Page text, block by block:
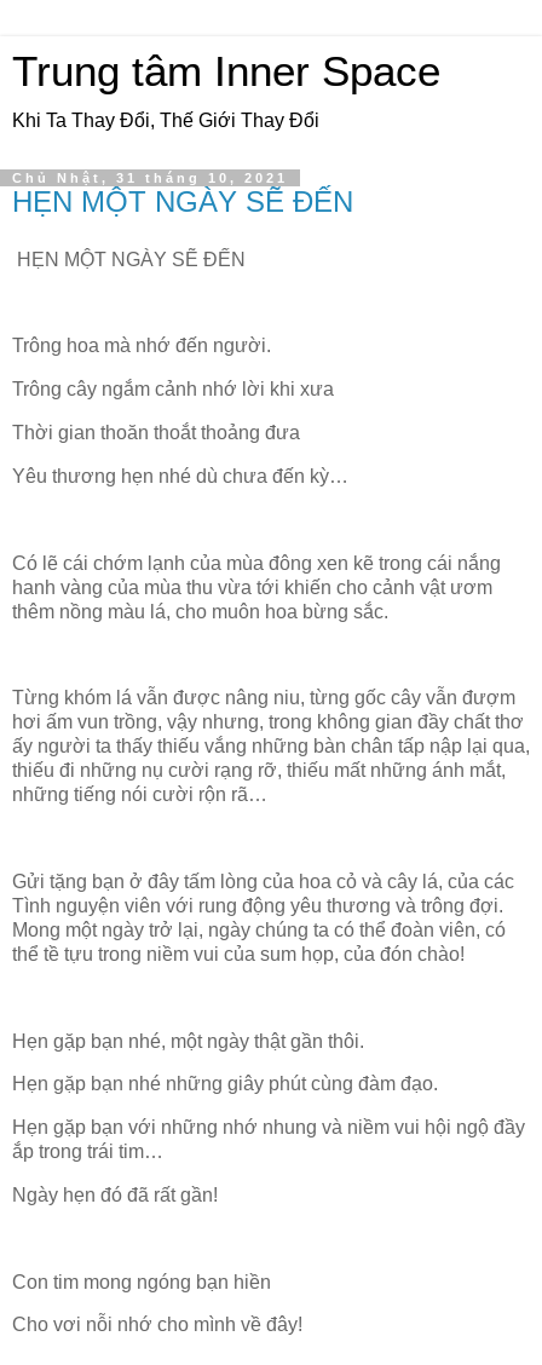
Trung tâm Inner Space
Khi Ta Thay Đổi, Thế Giới Thay Đổi
Chủ Nhật, 31 tháng 10, 2021
HẸN MỘT NGÀY SẼ ĐẾN
HẸN MỘT NGÀY SẼ ĐẾN
Trông hoa mà nhớ đến người.
Trông cây ngắm cảnh nhớ lời khi xưa
Thời gian thoăn thoắt thoảng đưa
Yêu thương hẹn nhé dù chưa đến kỳ…
Có lẽ cái chớm lạnh của mùa đông xen kẽ trong cái nắng
hanh vàng của mùa thu vừa tới khiến cho cảnh vật ươm
thêm nồng màu lá, cho muôn hoa bừng sắc.
Từng khóm lá vẫn được nâng niu, từng gốc cây vẫn đượm
hơi ấm vun trồng, vậy nhưng, trong không gian đầy chất thơ
ấy người ta thấy thiếu vắng những bàn chân tấp nập lại qua,
thiếu đi những nụ cười rạng rỡ, thiếu mất những ánh mắt,
những tiếng nói cười rộn rã…
Gửi tặng bạn ở đây tấm lòng của hoa cỏ và cây lá, của các
Tình nguyện viên với rung động yêu thương và trông đợi.
Mong một ngày trở lại, ngày chúng ta có thể đoàn viên, có
thể tề tựu trong niềm vui của sum họp, của đón chào!
Hẹn gặp bạn nhé, một ngày thật gần thôi.
Hẹn gặp bạn nhé những giây phút cùng đàm đạo.
Hẹn gặp bạn với những nhớ nhung và niềm vui hội ngộ đầy
ắp trong trái tim…
Ngày hẹn đó đã rất gần!
Con tim mong ngóng bạn hiền
Cho vơi nỗi nhớ cho mình về đây!